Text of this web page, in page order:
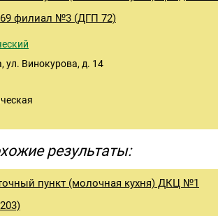
филиал №3 (ДГП 72)
ул. Винокурова, д. 14
результаты:
пункт (молочная кухня) ДКЦ №1